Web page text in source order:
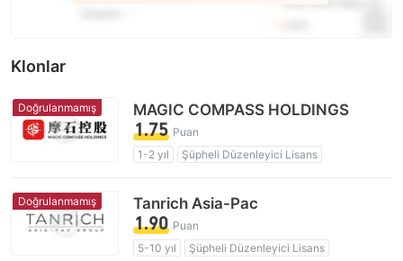
Klonlar
Doğrulanmamış MAGIC COMPASS HOLDINGS
1.75 Puan
1-2 yıl
Şüpheli Düzenleyici Lisans
Yüksek düzeyde potansiyel risk
Doğrulanmamış Tanrich Asia-Pac
1.90 Puan
5-10 yıl
Şüpheli Düzenleyici Lisans